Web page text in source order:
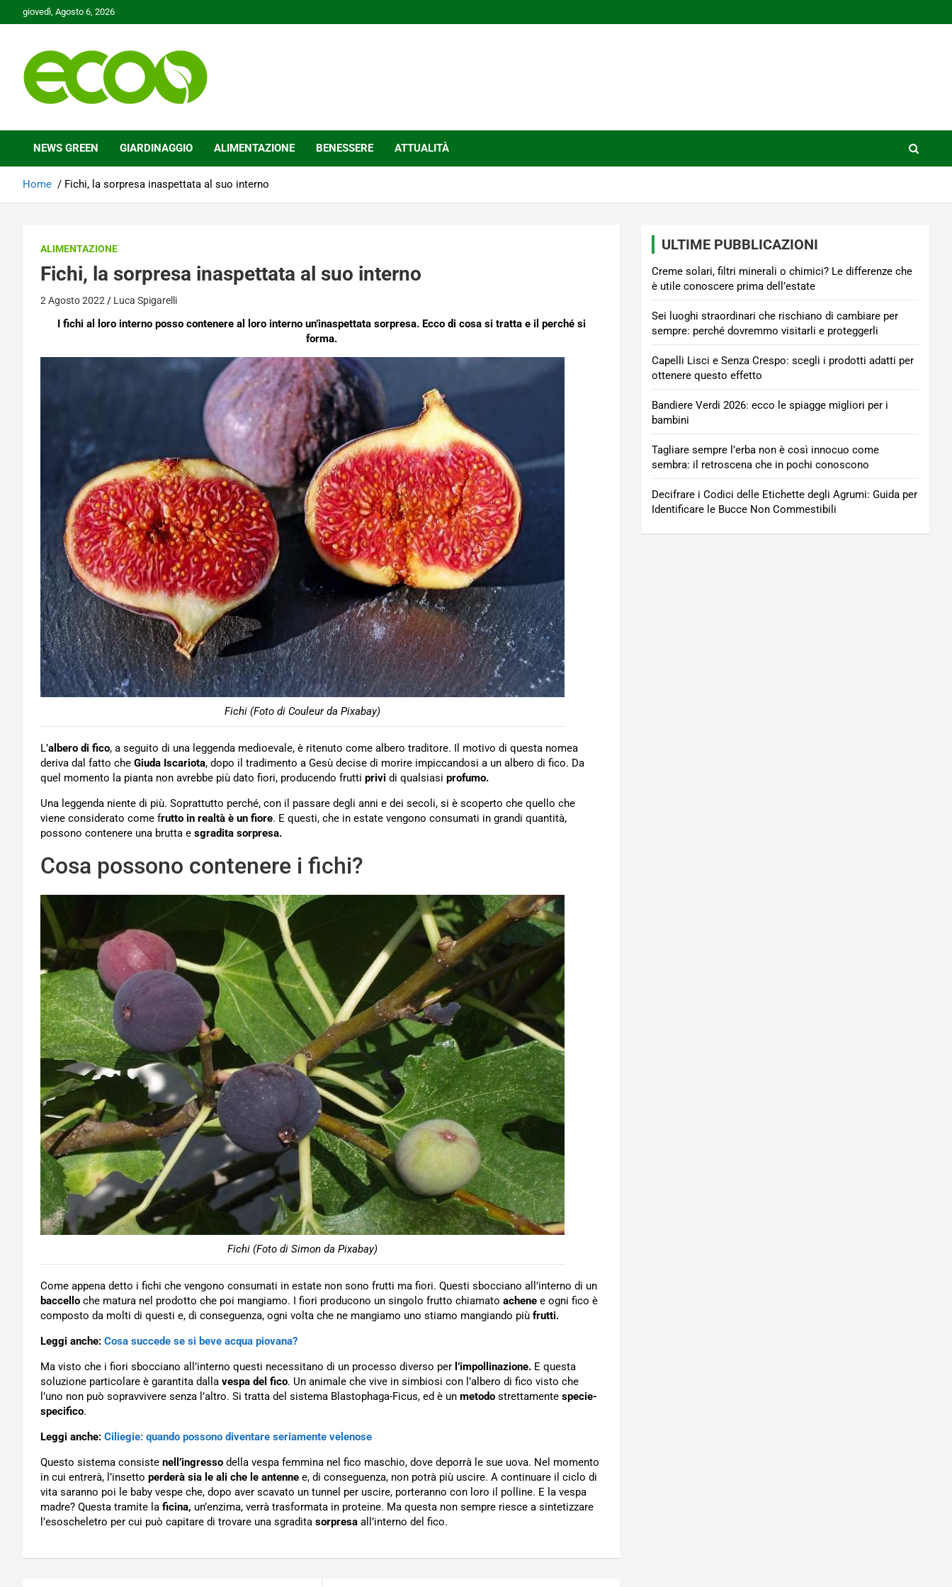
to
giovedì, Agosto 6, 2026
Ecoo.it
NEWS GREEN GIARDINAGGIO ALIMENTAZIONE BENESSERE ATTUALITÀ
Home Fichi, la sorpresa inaspettata al suo interno
ALIMENTAZIONE
Fichi, la sorpresa inaspettata al suo interno
2 Agosto 2022 Luca Spigarelli
I fichi al loro interno posso contenere al loro interno un’inaspettata sorpresa. Ecco di cosa si tratta e il perché si
forma.
Fichi (Foto di Couleur da Pixabay)
L’albero di fico, a seguito di una leggenda medioevale, è ritenuto come albero traditore. Il motivo di questa nomea
deriva dal fatto che Giuda Iscariota, dopo il tradimento a Gesù decise di morire impiccandosi a un albero di fico. Da
quel momento la pianta non avrebbe più dato fiori, producendo frutti privi di qualsiasi profumo.
Una leggenda niente di più. Soprattutto perché, con il passare degli anni e dei secoli, si è scoperto che quello che
viene considerato come frutto in realtà è un fiore. E questi, che in estate vengono consumati in grandi quantità,
possono contenere una brutta e sgradita sorpresa.
Cosa possono contenere i fichi?
Fichi (Foto di Simon da Pixabay)
Come appena detto i fichi che vengono consumati in estate non sono frutti ma fiori. Questi sbocciano all’interno di un
baccello che matura nel prodotto che poi mangiamo. I fiori producono un singolo frutto chiamato achene e ogni fico è
composto da molti di questi e, di conseguenza, ogni volta che ne mangiamo uno stiamo mangiando più frutti.
Leggi anche: Cosa succede se si beve acqua piovana?
Ma visto che i fiori sbocciano all’interno questi necessitano di un processo diverso per l’impollinazione. E questa
soluzione particolare è garantita dalla vespa del fico. Un animale che vive in simbiosi con l’albero di fico visto che
l’uno non può sopravvivere senza l’altro. Si tratta del sistema Blastophaga-Ficus, ed è un metodo strettamente specie-
specifico.
Leggi anche: Ciliegie: quando possono diventare seriamente velenose
Questo sistema consiste nell’ingresso della vespa femmina nel fico maschio, dove deporrà le sue uova. Nel momento
in cui entrerà, l’insetto perderà sia le ali che le antenne e, di conseguenza, non potrà più uscire. A continuare il ciclo di
vita saranno poi le baby vespe che, dopo aver scavato un tunnel per uscire, porteranno con loro il polline. E la vespa
madre? Questa tramite la ficina, un’enzima, verrà trasformata in proteine. Ma questa non sempre riesce a sintetizzare
l’esoscheletro per cui può capitare di trovare una sgradita sorpresa all’interno del fico.
ULTIME PUBBLICAZIONI
Creme solari, filtri minerali o chimici? Le differenze che
è utile conoscere prima dell’estate
Sei luoghi straordinari che rischiano di cambiare per
sempre: perché dovremmo visitarli e proteggerli
Capelli Lisci e Senza Crespo: scegli i prodotti adatti per
ottenere questo effetto
Bandiere Verdi 2026: ecco le spiagge migliori per i
bambini
Tagliare sempre l’erba non è così innocuo come
sembra: il retroscena che in pochi conoscono
Decifrare i Codici delle Etichette degli Agrumi: Guida per
Identificare le Bucce Non Commestibili